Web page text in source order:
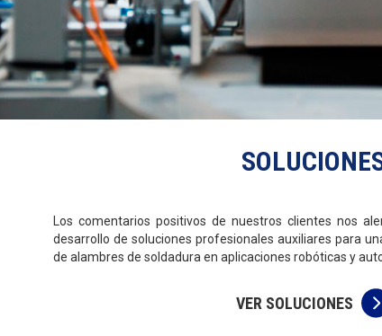
Los comentarios positivos de nuestros clientes nos
desarrollo de soluciones profesionales auxiliares para
de alambres de soldadura en aplicaciones robóticas y
VER SOLUCIONES